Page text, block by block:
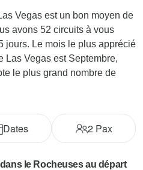
Vegas est un bon moyen de
avons 52 circuits à vous
jours. Le mois le plus apprécié
Las Vegas est Septembre,
le plus grand nombre de
Dates 2Pax
le Rocheuses au départ